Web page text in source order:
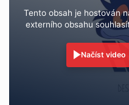
Tento obsah je hostován
externího obsahu
Načíst video